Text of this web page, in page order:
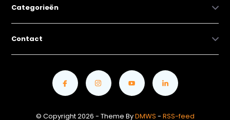
Categorieën
Contact
© Copyright 2026 - Theme ByDMWS - RSS-feed